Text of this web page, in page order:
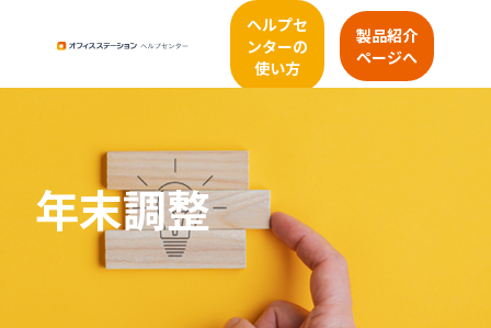
ヘルプセ
ンターの
使い方
製品紹介
ページへ
年末調整